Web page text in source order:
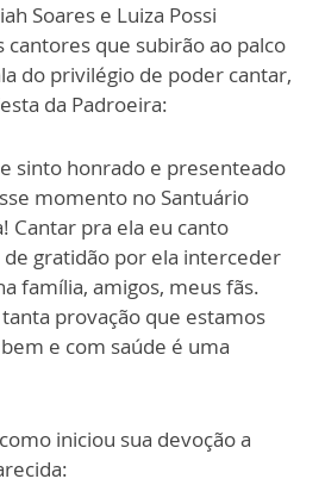
Soares e Luiza Possi
cantores que subirão ao palco
do privilégio de poder cantar,
da Padroeira:
sinto honrado e presenteado
momento no Santuário
Cantar pra ela eu canto
gratidão por ela interceder
família, amigos, meus fãs.
provação que estamos
e com saúde é uma
iniciou sua devoção a